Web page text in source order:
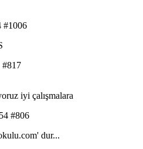
#1006
#817
iyi çalışmalara
#806
dur...